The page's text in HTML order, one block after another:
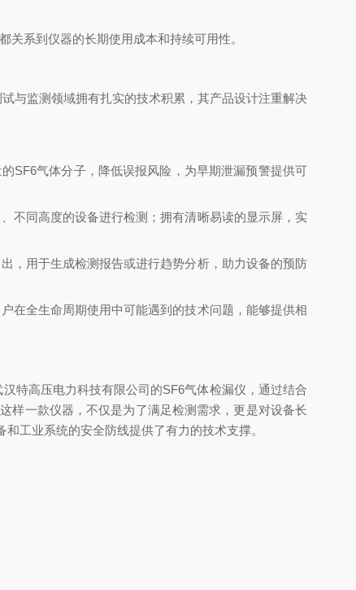
系到仪器的长期使用成本和持续可用性。
与监测领域拥有扎实的技术积累，其产品设计注重解决
SF6气体分子，降低误报风险，为早期泄漏预警提供可
不同高度的设备进行检测；拥有清晰易读的显示屏，实
，用于生成检测报告或进行趋势分析，助力设备的预防
在全生命周期使用中可能遇到的技术问题，能够提供相
特高压电力科技有限公司的SF6气体检漏仪，通过结合
样一款仪器，不仅是为了满足检测需求，更是对设备长
工业系统的安全防线提供了有力的技术支撑。